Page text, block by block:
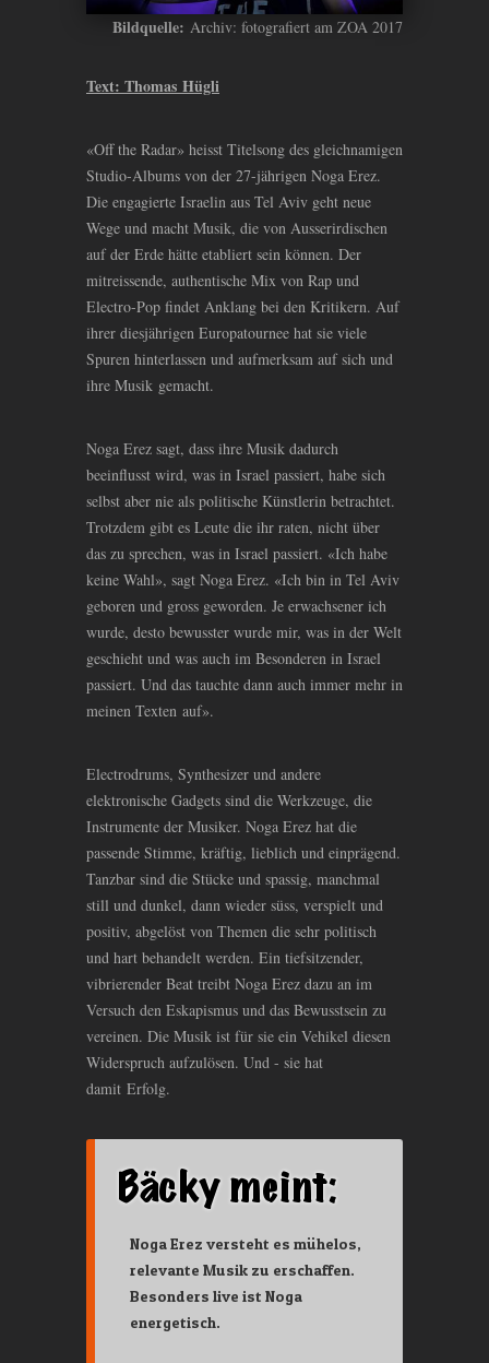
Bildquelle: Archiv: fotografiert am ZOA 2017
Text: Thomas Hügli
«Off the Radar» heisst Titelsong des gleichnamigen
Studio-Albums von der 27-jährigen Noga Erez.
Die engagierte Israelin aus Tel Aviv geht neue
Wege und macht Musik, die von Ausserirdischen
auf der Erde hätte etabliert sein können. Der
mitreissende, authentische Mix von Rap und
Electro-Pop findet Anklang bei den Kritikern. Auf
ihrer diesjährigen Europatournee hat sie viele
Spuren hinterlassen und aufmerksam auf sich und
ihre Musik gemacht.
Noga Erez sagt, dass ihre Musik dadurch
beeinflusst wird, was in Israel passiert, habe sich
selbst aber nie als politische Künstlerin betrachtet.
Trotzdem gibt es Leute die ihr raten, nicht über
das zu sprechen, was in Israel passiert. «Ich habe
keine Wahl», sagt Noga Erez. «Ich bin in Tel Aviv
geboren und gross geworden. Je erwachsener ich
wurde, desto bewusster wurde mir, was in der Welt
geschieht und was auch im Besonderen in Israel
passiert. Und das tauchte dann auch immer mehr in
meinen Texten auf».
Electrodrums, Synthesizer und andere
elektronische Gadgets sind die Werkzeuge, die
Instrumente der Musiker. Noga Erez hat die
passende Stimme, kräftig, lieblich und einprägend.
Tanzbar sind die Stücke und spassig, manchmal
still und dunkel, dann wieder süss, verspielt und
positiv, abgelöst von Themen die sehr politisch
und hart behandelt werden. Ein tiefsitzender,
vibrierender Beat treibt Noga Erez dazu an im
Versuch den Eskapismus und das Bewusstsein zu
vereinen. Die Musik ist für sie ein Vehikel diesen
Widerspruch aufzulösen. Und - sie hat
damit Erfolg.
Noga Erez versteht es mühelos,
relevante Musik zu erschaffen.
Besonders live ist Noga
energetisch.